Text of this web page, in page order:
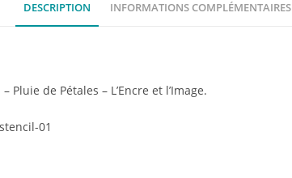
DESCRIPTION INFORMATIONS COMPLÉMENTAIRES
Pluie de Pétales – L’Encre et l’Image.
01